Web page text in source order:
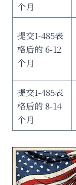
个月
提交I-485表
格后的 6-12
个月
提交I-485表
格后的 8-14
个月